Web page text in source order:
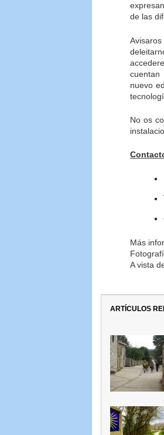
de las
cuentan
nuevo
No os
Más
A vista
ARTÍCULOS